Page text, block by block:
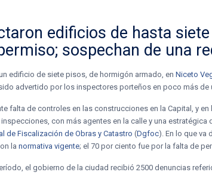
edificios de hasta
; sospechan de una
edificio de siete pisos, de hormigón armado, enNiceto
advertido por los inspectores porteños en poco más
falta de controles en las construcciones en la Capital, y
con más agentes en la calle y una
de Fiscalización de Obras y Catastro (Dgfoc). En lo que va
lanormativa vigente; el 70 por ciento fue por la falta de
el gobierno de la ciudad recibió 2500 denuncias